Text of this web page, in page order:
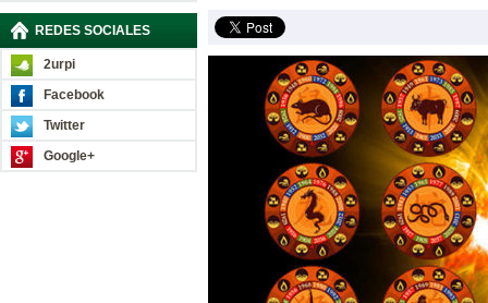
REDES SOCIALES
2urpi
Facebook
Twitter
Google+